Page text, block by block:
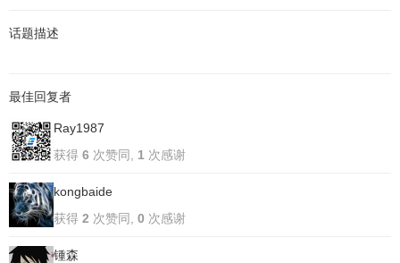
话题描述
最佳回复者
Ray1987
获得 6 次赞同, 1 次感谢
kongbaide
获得 2 次赞同, 0 次感谢
锺森